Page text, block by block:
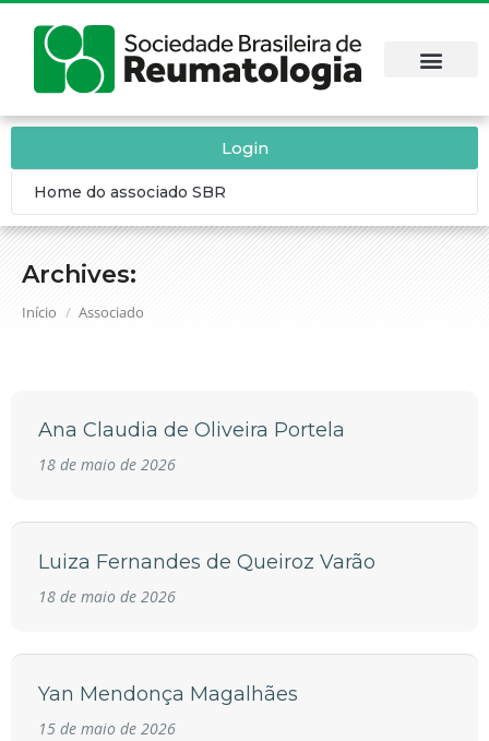
Archives:
Você está aqui:
Início Associado
Login
Home do associado SBR
Ana Claudia de Oliveira Portela
18 de maio de 2026
Luiza Fernandes de Queiroz Varão
18 de maio de 2026
Yan Mendonça Magalhães
15 de maio de 2026